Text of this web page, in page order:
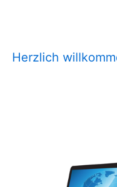
Herzlich